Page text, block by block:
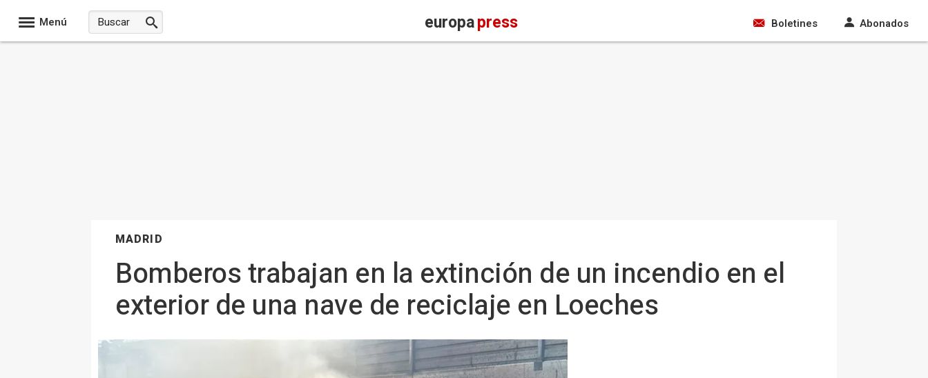
Menú europapress Boletines Abonados
MADRID
Bomberos trabajan en la extinción de un incendio en el
exterior de una nave de reciclaje en Loeches